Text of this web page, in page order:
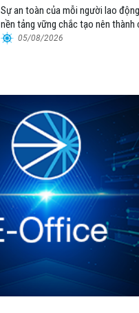
Sự an toàn của mỗi người lao
nền tảng vững chắc tạo nên thành
Cảng Đà Nẵng
05/08/2026